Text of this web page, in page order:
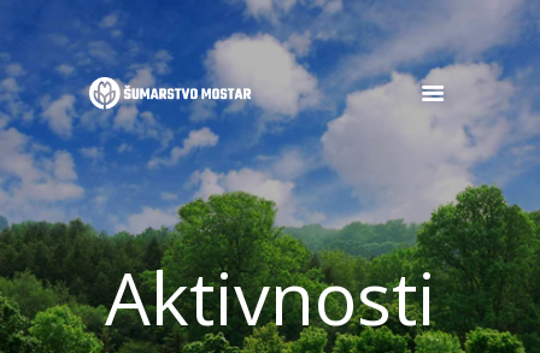
Aktivnosti
POČETNA
O NAMA
OGLASI
DJELATNOSTI
GALERIJA
NOVOSTI